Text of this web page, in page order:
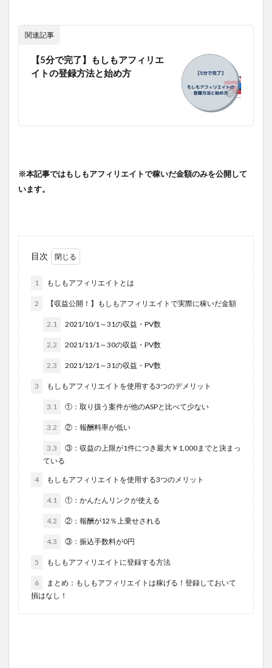
関連記事
【5分で完了】もしもアフィリエ
イトの登録方法と始め方
※本記事ではもしもアフィリエイトで稼いだ金額のみを公開して
います。
目次
1 もしもアフィリエイトとは
2 【収益公開！】もしもアフィリエイトで実際に稼いだ金額
2.1 2021/10/1～31の収益・PV数
2.2 2021/11/1～30の収益・PV数
2.3 2021/12/1～31の収益・PV数
3 もしもアフィリエイトを使用する3つのデメリット
3.1 ①：取り扱う案件が他のASPと比べて少ない
3.2 ②：報酬料率が低い
3.3
③：収益の上限が1件につき最大￥1,000までと決まっ
ている
4 もしもアフィリエイトを使用する3つのメリット
4.1 ①：かんたんリンクが使える
4.2 ②：報酬が12％上乗せされる
4.3 ③：振込手数料が0円
5 もしもアフィリエイトに登録する方法
6
まとめ：もしもアフィリエイトは稼げる！登録しておいて
損はなし！